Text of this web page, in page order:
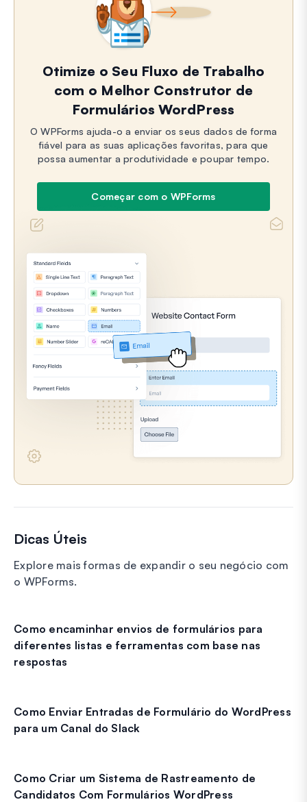
Otimize o Seu Fluxo de Trabalho
com o Melhor Construtor de
Formulários WordPress
O WPForms ajuda-o a enviar os seus dados de forma
fiável para as suas aplicações favoritas, para que
possa aumentar a produtividade e poupar tempo.
Começar com o WPForms
Dicas Úteis
Explore mais formas de expandir o seu negócio com
o WPForms.
Como encaminhar envios de formulários para
diferentes listas e ferramentas com base nas
respostas
Como Enviar Entradas de Formulário do WordPress
para um Canal do Slack
Como Criar um Sistema de Rastreamento de
Candidatos Com Formulários WordPress